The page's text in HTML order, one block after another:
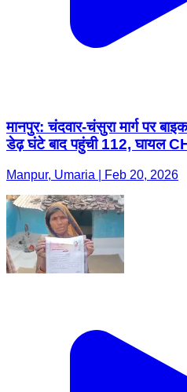
मानपुर: चंदवार-चंसुरा मार्ग पर
डेढ़ घंटे बाद पहुंची 112, घायल
Manpur, Umaria | Feb 20, 2026